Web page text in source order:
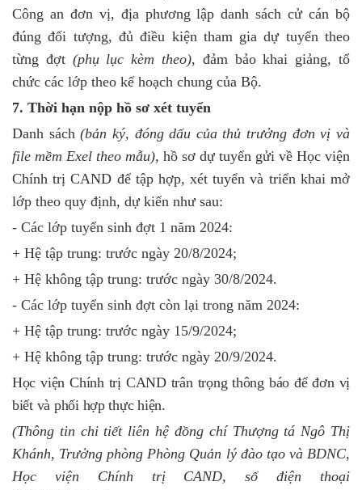
Công an đơn vị, địa phương lập danh sách cử cán bộ
đúng đối tượng, đủ điều kiện tham gia dự tuyển theo
từng đợt (phụ lục kèm theo), đảm bảo khai giảng, tổ
chức các lớp theo kế hoạch chung của Bộ.
7. Thời hạn nộp hồ sơ xét tuyển
Danh sách(bản ký, đóng dấu của thủ trưởng đơn vị và
file mềm Exel theo mẫu), hồ sơ dự tuyển gửi về Học viện
Chính trị CAND để tập hợp, xét tuyển và triển khai mở
lớp theo quy định, dự kiến như sau:
- Các lớp tuyển sinh đợt 1 năm 2024:
+ Hệ tập trung: trước ngày 20/8/2024;
+ Hệ không tập trung: trước ngày 30/8/2024.
- Các lớp tuyển sinh đợt còn lại trong năm 2024:
+ Hệ tập trung: trước ngày 15/9/2024;
+ Hệ không tập trung: trước ngày 20/9/2024.
Học viện Chính trị CAND trân trọng thông báo để đơn vị
biết và phối hợp thực hiện.
(Thông tin chi tiết liên hệ đồng chí Thượng tá Ngô Thị
Khánh, Trưởng phòng Phòng Quản lý đào tạo và BDNC,
Học viện Chính trị CAND, số điện thoại